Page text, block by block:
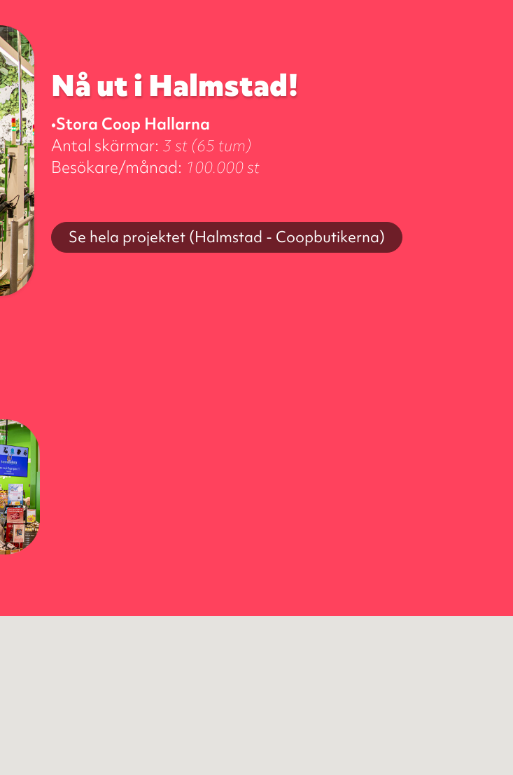
Nå ut i Halmstad!
•Stora Coop Hallarna
Antal skärmar: 3 st (65 tum)
Besökare/månad: 100.000 st
Se hela projektet (Halmstad - Coopbutikerna)